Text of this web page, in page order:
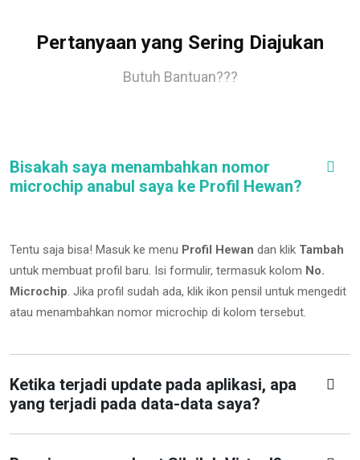
Pertanyaan yang Sering Diajukan
Butuh Bantuan???
Bisakah saya menambahkan nomor
microchip anabul saya ke Profil Hewan?
Tentu saja bisa! Masuk ke menu Profil Hewan dan klik Tambah
untuk membuat profil baru. Isi formulir, termasuk kolom No.
Microchip. Jika profil sudah ada, klik ikon pensil untuk mengedit
atau menambahkan nomor microchip di kolom tersebut.
Ketika terjadi update pada aplikasi, apa
yang terjadi pada data-data saya?